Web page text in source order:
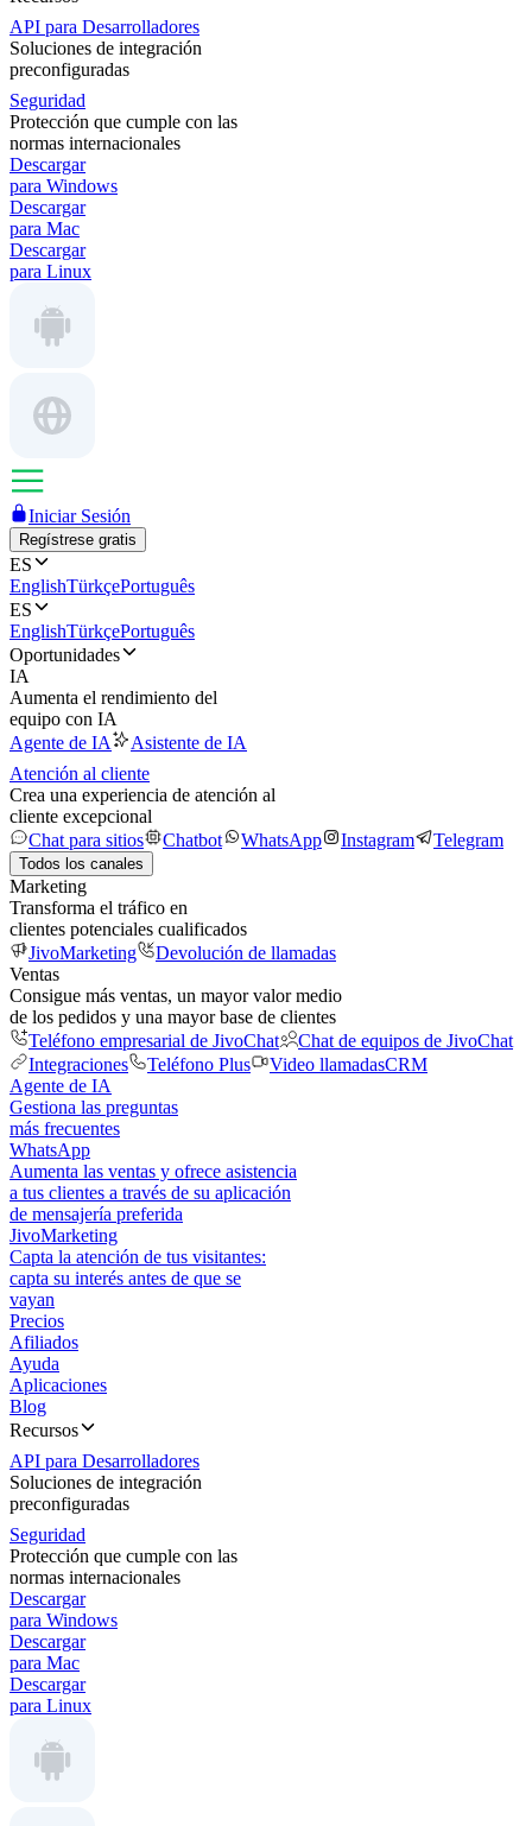
API para Desarrolladores
Soluciones de integración
preconfiguradas
Seguridad
Protección que cumple con las
normas internacionales
Descargar
para Windows
Descargar
para Mac
Descargar
para Linux
Iniciar Sesión
Regístrese gratis
ES
EnglishTürkçePortuguês
ES
EnglishTürkçePortuguês
Oportunidades
IA
Aumenta el rendimiento del
equipo con IA
Agente de IA
Asistente de IA
Atención al cliente
Crea una experiencia de atención al
cliente excepcional
Chat para sitios
Chatbot WhatsApp Instagram Telegram
Todos los canales
Marketing
Transforma el tráfico en
clientes potenciales cualificados
JivoMarketing
Devolución de llamadas
Ventas
Consigue más ventas, un mayor valor medio
de los pedidos y una mayor base de clientes
Teléfono empresarial de JivoChat
Chat de equipos de JivoChat
Integraciones
Teléfono Plus Video llamadasCRM
Agente de IA
Gestiona las preguntas
más frecuentes
WhatsApp
Aumenta las ventas y ofrece asistencia
a tus clientes a través de su aplicación
de mensajería preferida
JivoMarketing
Capta la atención de tus visitantes:
capta su interés antes de que se
vayan
Precios
Afiliados
Ayuda
Aplicaciones
Blog
Recursos
API para Desarrolladores
Soluciones de integración
preconfiguradas
Seguridad
Protección que cumple con las
normas internacionales
Descargar
para Windows
Descargar
para Mac
Descargar
para Linux